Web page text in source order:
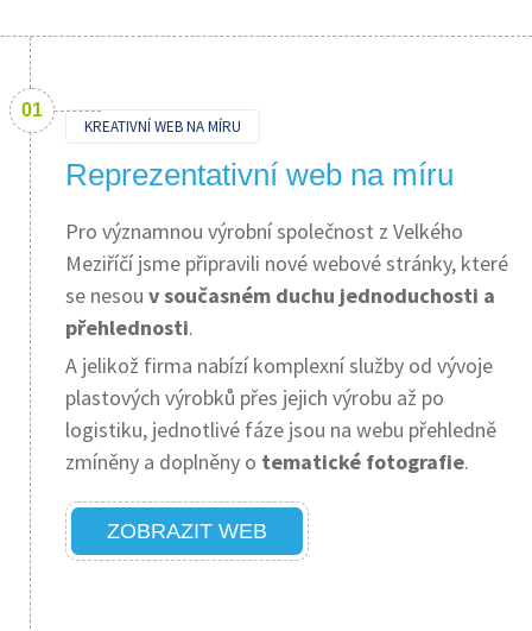
KREATIVNÍ WEB NA MÍRU
Reprezentativní web na míru
Pro významnou výrobní společnost z Velkého
Meziříčí jsme připravili nové webové stránky, které
se nesou v současném duchu jednoduchosti a
přehlednosti.
A jelikož firma nabízí komplexní služby od vývoje
plastových výrobků přes jejich výrobu až po
logistiku, jednotlivé fáze jsou na webu přehledně
zmíněny a doplněny o tematické fotografie.
ZOBRAZIT WEB